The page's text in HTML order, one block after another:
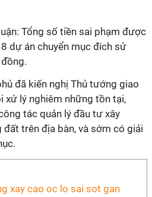
Tổng số tiền sai phạm được
dự án chuyển mục đích sử
đã kiến nghị Thủ tướng giao
xử lý nghiêm những tồn tại,
tác quản lý đầu tư xây
trên địa bàn, và sớm có giải